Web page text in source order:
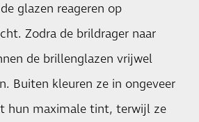
glazen reageren op
Zodra de brildrager naar
de brillenglazen vrijwel
Buiten kleuren ze in ongeveer
hun maximale tint, terwijl ze